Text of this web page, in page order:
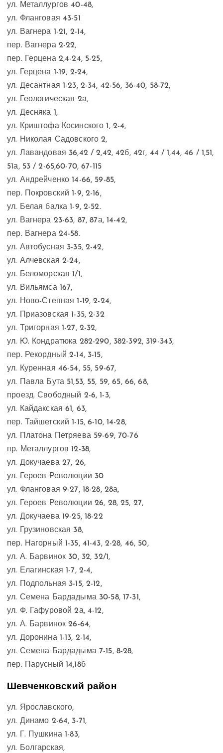
ул. Металлургов 40-48,
ул. Фланговая 43-51
ул. Вагнера 1-21, 2-14,
пер. Вагнера 2-22,
пер. Герцена 2,4-24, 5-25,
ул. Герцена 1-19, 2-24,
ул. Десантная 1-23, 2-34, 42-56, 36-40, 58-72,
ул. Геологическая 2а,
ул. Десняка 1,
ул. Криштофа Косинского 1, 2-4,
ул. Николая Садовского 2,
ул. Лавандовая 36,42 / 2,42, 42б, 42г, 44 / 1,44, 46 / 1,51,
51а, 53 / 2-65,60-70, 67-115
ул. Андрейченко 14-66, 59-85,
пер. Покровский 1-9, 2-16,
ул. Белая балка 1-9, 2-52.
ул. Вагнера 23-63, 87, 87а, 14-42,
пер. Вагнера 24-58.
ул. Автобусная 3-35, 2-42,
ул. Алчевская 2-24,
ул. Беломорская 1/1,
ул. Вильямса 167,
ул. Ново-Степная 1-19, 2-24,
ул. Приазовская 1-35, 2-32
ул. Тригорная 1-27, 2-32,
ул. Ю. Кондратюка 282-290, 382-392, 319-343,
пер. Рекордный 2-14, 3-15,
ул. Куренная 46-54, 55, 59-67,
ул. Павла Бута 51,53, 55, 59, 65, 66, 68,
проезд. Свободный 2-6, 1-3,
ул. Кайдакская 61, 63,
пер. Тайшетский 1-15, 6-10, 14-28,
ул. Платона Петряева 59-69, 70-76
пр. Металлургов 12-38,
ул. Докучаева 27, 26,
ул. Героев Революции 30
ул. Фланговая 9-27, 18-28, 28а,
ул. Героев Революции 26, 28, 25, 27,
ул. Докучаева 19-25, 18-22
ул. Грузиновская 38,
пер. Нагорный 1-35, 41-43, 2-28, 46, 50,
ул. А. Барвинок 30, 32, 32/1,
ул. Елагинская 1-7, 2-4,
ул. Подпольная 3-15, 2-12,
ул. Семена Бардадыма 30-58, 17-31,
ул. Ф. Гафуровой 2а, 4-12,
ул. А. Барвинок 26-64,
ул. Доронина 1-13, 2-14,
ул. Семена Бардадыма 7-15, 8-28,
пер. Парусный 14,18б
Шевченковский район
ул. Ярославского,
ул. Динамо 2-64, 3-71,
ул. Г. Пушкина 1-83,
ул. Болгарская,